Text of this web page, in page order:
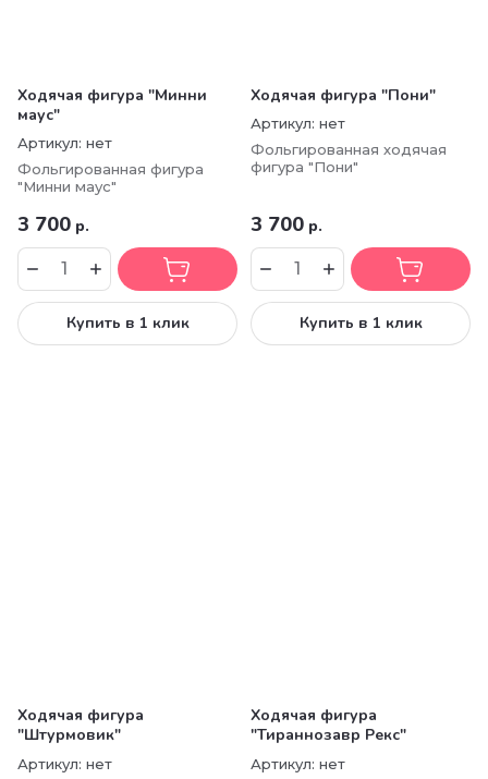
Ходячая фигура "Минни
маус"
Артикул: нет
Фольгированная фигура
"Минни маус"
3 700 р.
Купить в 1 клик
Ходячая фигура "Пони"
Артикул: нет
Фольгированная ходячая
фигура "Пони"
3 700 р.
Купить в 1 клик
Ходячая фигура
"Штурмовик"
Артикул: нет
Ходячая фигура
"Тираннозавр Рекс"
Артикул: нет